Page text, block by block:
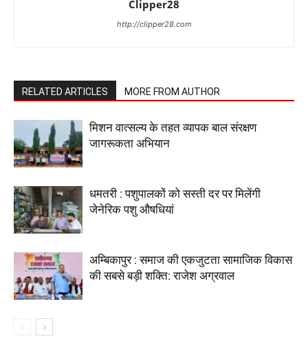
Clipper28
http://clipper28.com
RELATED ARTICLES MORE FROM AUTHOR
मिशन वात्सल्य के तहत व्यापक बाल संरक्षण
जागरूकता अभियान
धमतरी : पशुपालकों को सस्ती दर पर मिलेंगी
जेनेरिक पशु औषधियां
अम्बिकापुर : समाज की एकजुटता सामाजिक विकास
की सबसे बड़ी शक्ति: राजेश अग्रवाल